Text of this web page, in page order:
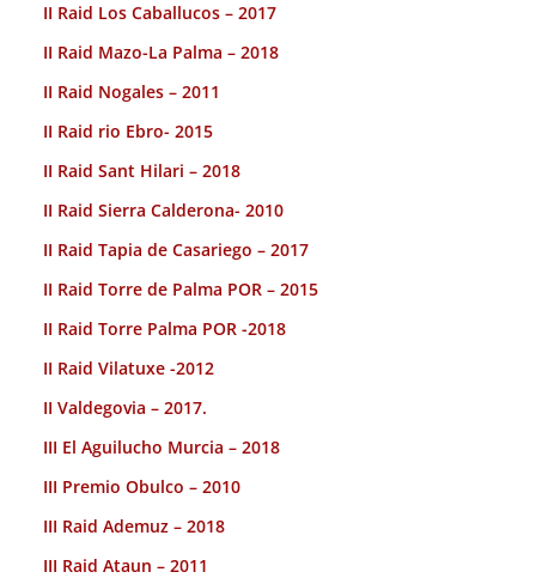
II Raid Los Caballucos – 2017
II Raid Mazo-La Palma – 2018
II Raid Nogales – 2011
II Raid rio Ebro- 2015
II Raid Sant Hilari – 2018
II Raid Sierra Calderona- 2010
II Raid Tapia de Casariego – 2017
II Raid Torre de Palma POR – 2015
II Raid Torre Palma POR -2018
II Raid Vilatuxe -2012
II Valdegovia – 2017.
III El Aguilucho Murcia – 2018
III Premio Obulco – 2010
III Raid Ademuz – 2018
III Raid Ataun – 2011